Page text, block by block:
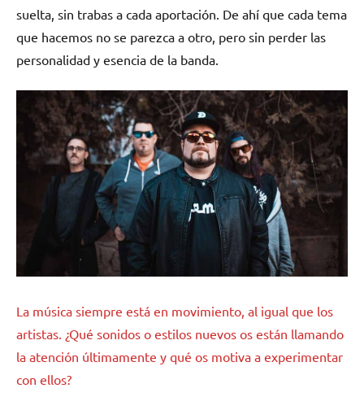
suelta, sin trabas a cada aportación. De ahí que cada tema
que hacemos no se parezca a otro, pero sin perder las
personalidad y esencia de la banda.
La música siempre está en movimiento, al igual que los
artistas. ¿Qué sonidos o estilos nuevos os están llamando
la atención últimamente y qué os motiva a experimentar
con ellos?